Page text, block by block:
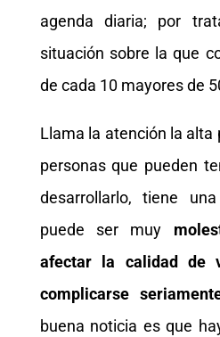
agenda diaria; por
situación sobre la que
de cada 10 mayores de
Llama la atención la alta
personas que pueden
desarrollarlo, tiene
puede ser muy
afectar la calidad de
complicarse
buena noticia es que